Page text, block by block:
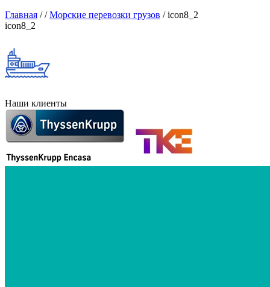
Главная //Морские перевозки грузов /icon8_2
icon8_2
Наши клиенты